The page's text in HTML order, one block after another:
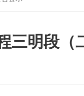
三明段